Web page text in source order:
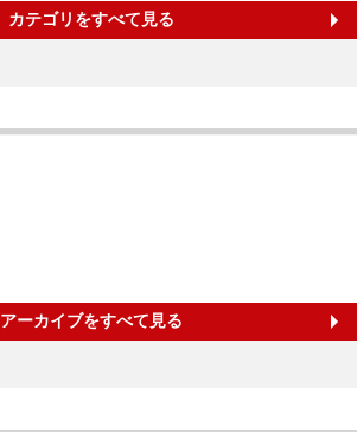
カテゴリをすべて見る
アーカイブをすべて見る